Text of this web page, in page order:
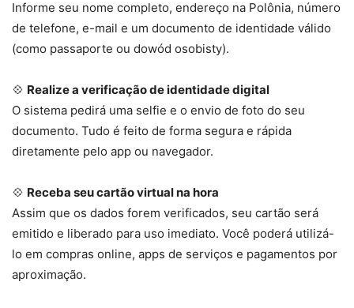
Informe seu nome completo, endereço na Polônia, número
de telefone, e-mail e um documento de identidade válido
(como passaporte ou dowód osobisty).
💠 Realize a verificação de identidade digital
O sistema pedirá uma selfie e o envio de foto do seu
documento. Tudo é feito de forma segura e rápida
diretamente pelo app ou navegador.
💠 Receba seu cartão virtual na hora
Assim que os dados forem verificados, seu cartão será
emitido e liberado para uso imediato. Você poderá utilizá-
lo em compras online, apps de serviços e pagamentos por
aproximação.